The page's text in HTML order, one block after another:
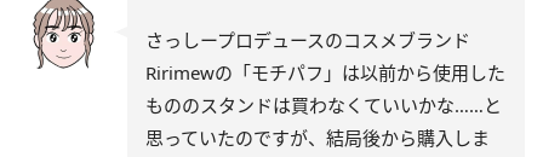
さっしープロデュースのコスメブランド
Ririmewの「モチパフ」は以前から使用した
もののスタンドは買わなくていいかな……と
思っていたのですが、結局後から購入しま